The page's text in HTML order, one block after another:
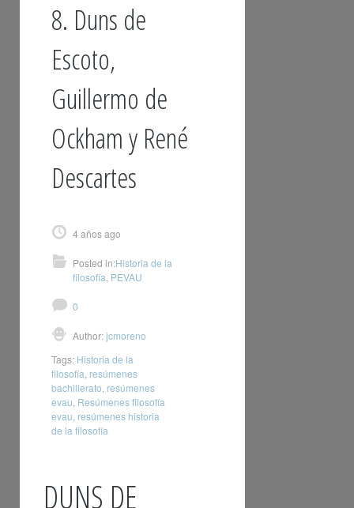
8. Duns de
Escoto,
Guillermo de
Ockham y René
Descartes
4 años ago
Posted in:Historia de la
filosofía PEVAU
0
Author:jcmoreno
Tags: Historia de la
filosofía resúmenes
bachillerato resúmenes
evau Resúmenes filosofía
evau resúmenes historia
de la filosofía
DUNS DE